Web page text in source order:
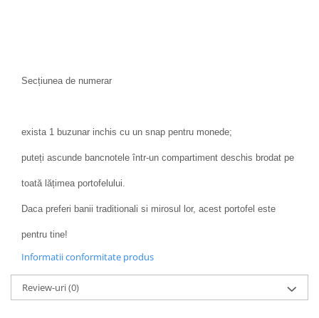
Secțiunea de numerar
exista 1 buzunar inchis cu un snap pentru monede;
puteți ascunde bancnotele într-un compartiment deschis brodat pe
toată lățimea portofelului.
Daca preferi banii traditionali si mirosul lor, acest portofel este
pentru tine!
Informatii conformitate produs
Review-uri(0)